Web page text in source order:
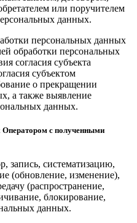
или поручителем
данных.
персональных данных
обработки персональных
согласия субъекта
субъектом
о прекращении
а также выявление
данных.
Оператором с полученными
запись, систематизацию,
(обновление, изменение),
(распространение,
блокирование,
данных.